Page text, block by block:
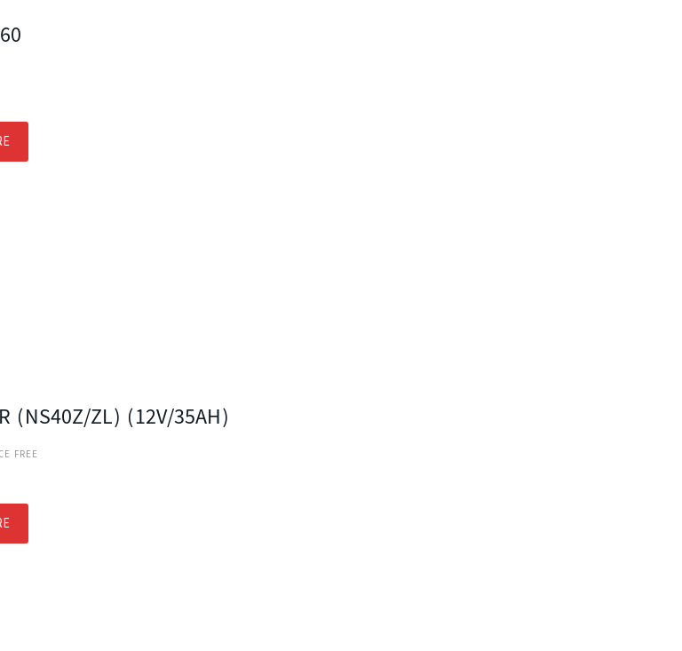
(NS40Z/ZL) (12V/35AH)
FREE